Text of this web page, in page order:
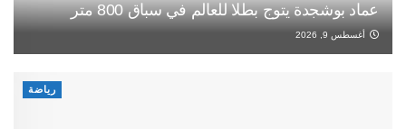
عماد بوشجدة يتوج بطلا للعالم في سباق 800 متر
أغسطس 9, 2026
رياضة